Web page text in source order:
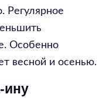
Регулярное
Особенно
весной и осенью.
ину